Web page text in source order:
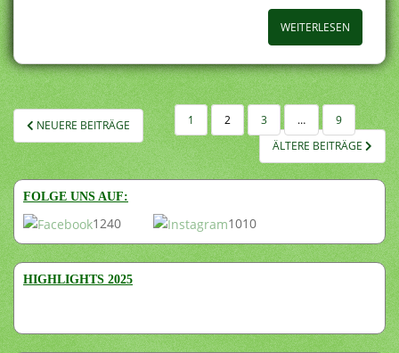
WEITERLESEN
SEITENNUMMERIERUNG
DER
BEITRÄGE
NEUERE BEITRÄGE 1 2 3 …
9
ÄLTERE BEITRÄGE
FOLGE UNS AUF:
1240 1010
HIGHLIGHTS 2025